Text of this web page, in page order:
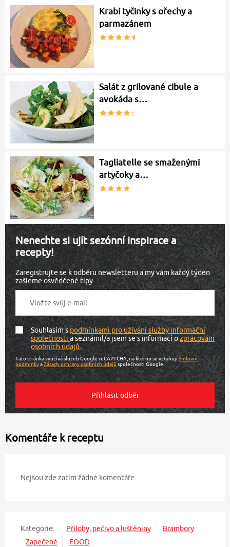
Krabí tyčinky s ořechy a
parmazánem
Salát z grilované cibule a
avokáda s…
Tagliatelle se smaženými
artyčoky a…
Nenechte si ujít sezónní inspirace a
recepty!
Zaregistrujte se k odběru newsletteru a my vám každý týden
zašleme osvědčené tipy.
Souhlasím spodmínkami pro užívání služby informační
společnostia seznámil/a jsem se s informací ozpracování
osobních údajů.
Tato stránka využívá služeb Google reCAPTCHA, na kterou se vztahujíSmluvní
podmínkyaZásady ochrany osobních údajů společnosti Google.
Komentáře k receptu
Nejsou zde zatím žádné komentáře.
Kategorie: Přílohy, pečivo a luštěniny
Brambory
Zapečené
FOOD